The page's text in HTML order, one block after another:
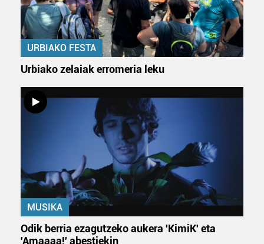
URBIAKO FESTA
Urbiako zelaiak erromeria leku
MUSIKA
Odik berria ezagutzeko aukera 'KimiK' eta
'Amaaaa!' abestiekin